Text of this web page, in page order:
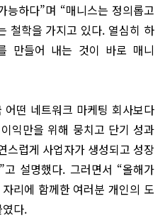
능하다”며 “매니스는 정의롭고
철학을 가지고 있다. 열심히 하
만들어 내는 것이 바로 매니
떤 네트워크 마케팅 회사보다
익만을 위해 뭉치고 단기 성과
스럽게 사업자가 생성되고 성장
설명했다. 그러면서 “올해가
리에 함께한 여러분 개인의 도
다.